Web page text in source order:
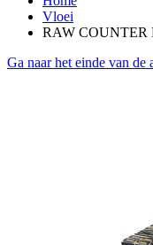
Vloei
RAW
Ga naar het einde van de